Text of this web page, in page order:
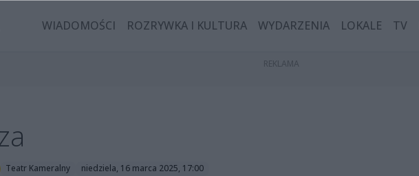
WIADOMOŚCI ROZRYWKA I KULTURA WYDARZENIA LOKALE TV
Teatr Kameralny niedziela, 16 marca 2025, 17:00